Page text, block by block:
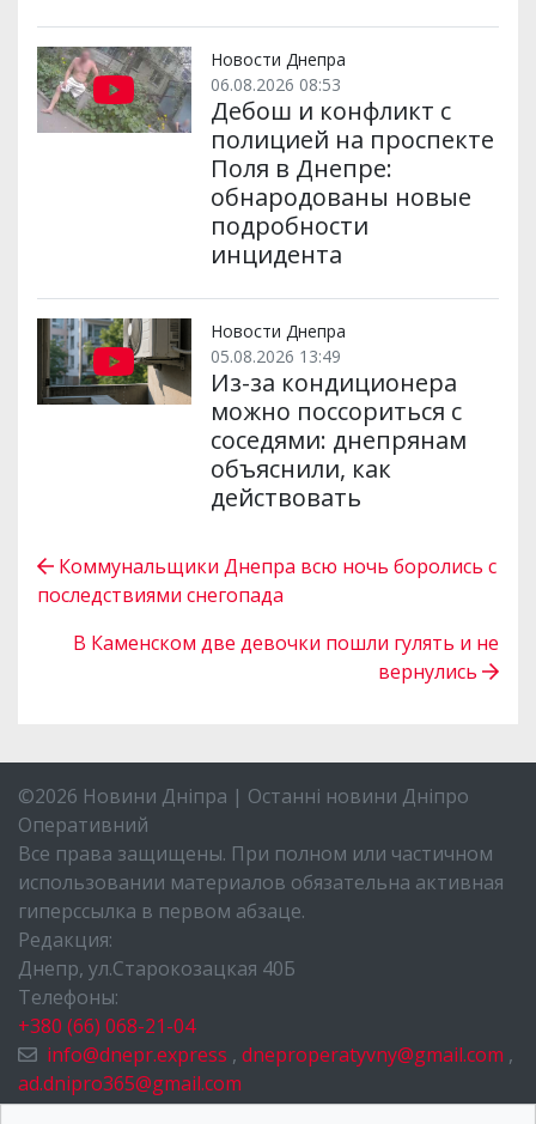
Новости Днепра
06.08.2026 08:53
Дебош и конфликт с
полицией на проспекте
Поля в Днепре:
обнародованы новые
подробности
инцидента
Новости Днепра
05.08.2026 13:49
Из-за кондиционера
можно поссориться с
соседями: днепрянам
объяснили, как
действовать
Коммунальщики Днепра всю ночь боролись с
последствиями снегопада
В Каменском две девочки пошли гулять и не
вернулись
©2026 Новини Дніпра | Останні новини Дніпро
Оперативний
Все права защищены. При полном или частичном
использовании материалов обязательна активная
гиперссылка в первом абзаце.
Редакция:
Днепр, ул.Старокозацкая 40Б
Телефоны:
+380 (66) 068-21-04
info@dnepr.express , dneproperatyvny@gmail.com ,
ad.dnipro365@gmail.com